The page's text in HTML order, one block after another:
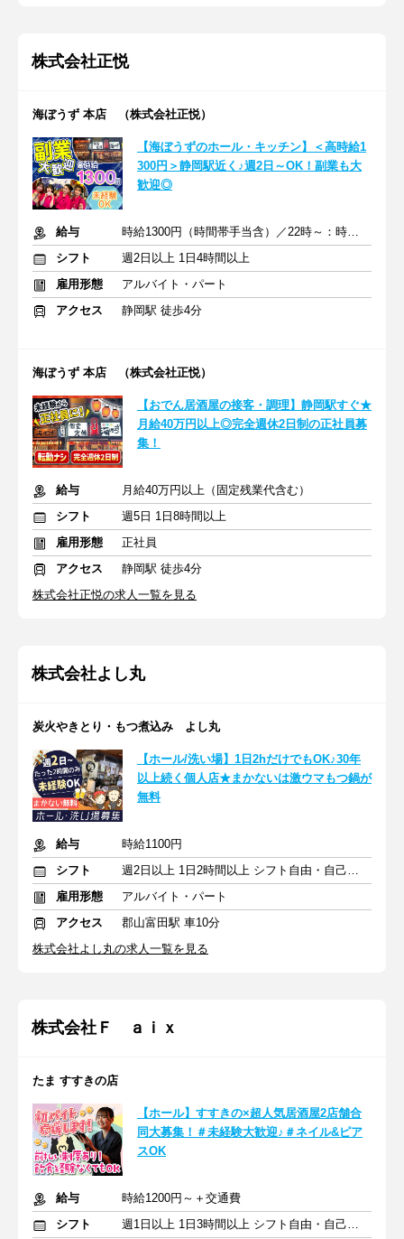
株式会社正悦
海ぼうず 本店 （株式会社正悦）
【海ぼうずのホール・キッチン】＜高時給1
300円＞静岡駅近く♪週2日～OK！副業も大
歓迎◎
給与
時給1300円（時間帯手当含）／22時～：時給1500円（深夜手当含）
シフト
週2日以上 1日4時間以上
雇用形態
アルバイト・パート
アクセス
静岡駅 徒歩4分
海ぼうず 本店 （株式会社正悦）
【おでん居酒屋の接客・調理】静岡駅すぐ★
月給40万円以上◎完全週休2日制の正社員募
集！
給与
月給40万円以上（固定残業代含む）
シフト
週5日 1日8時間以上
雇用形態
正社員
アクセス
静岡駅 徒歩4分
株式会社正悦の求人一覧を見る
株式会社よし丸
炭火やきとり・もつ煮込み よし丸
【ホール/洗い場】1日2hだけでもOK♪30年
以上続く個人店★まかないは激ウマもつ鍋が
無料
給与
時給1100円
シフト
週2日以上 1日2時間以上 シフト自由・自己申告
雇用形態
アルバイト・パート
アクセス
郡山富田駅 車10分
株式会社よし丸の求人一覧を見る
株式会社Ｆ ａｉｘ
たま すすきの店
【ホール】すすきの×超人気居酒屋2店舗合
同大募集！＃未経験大歓迎♪＃ネイル&ピア
スOK
給与
時給1200円～＋交通費
シフト
週1日以上 1日3時間以上 シフト自由・自己申告